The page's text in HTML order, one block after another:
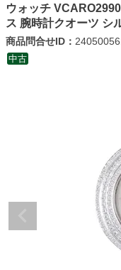
ウォッチ
ス 腕時計クオーツ シ
商品問合せID：
中古